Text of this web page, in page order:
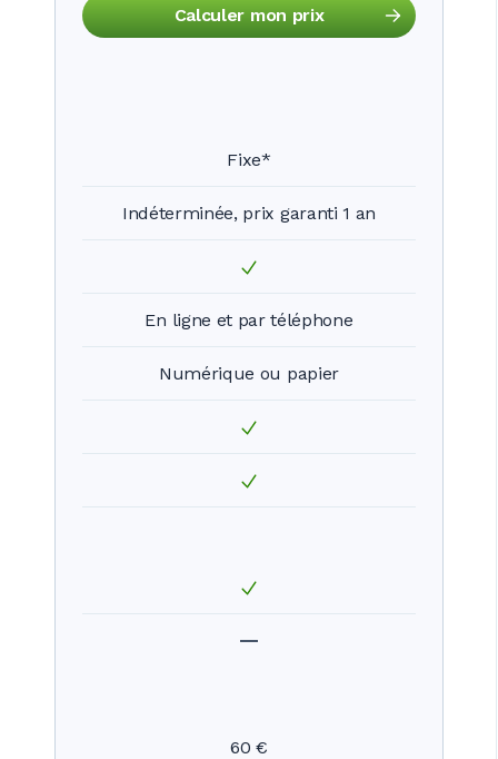
Calculer mon prix
Fixe*
Indéterminée, prix garanti 1 an
En ligne et par téléphone
Numérique ou papier
60 €